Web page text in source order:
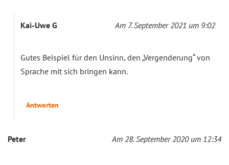
Kai-Uwe G Am 7. September 2021 um 9:02
Gutes Beispiel für den Unsinn, den „Vergenderung“ von
Sprache mit sich bringen kann.
Antworten
Peter Am 28. September 2020 um 12:34